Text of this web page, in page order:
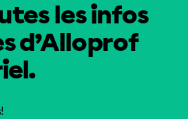
les infos
d’Alloprof